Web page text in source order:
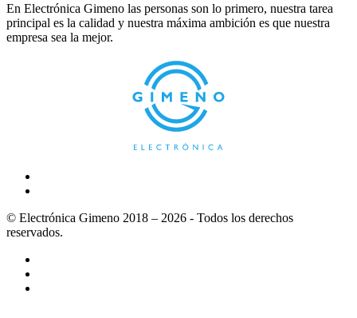
En Electrónica Gimeno las personas son lo primero, nuestra tarea
principal es la calidad y nuestra máxima ambición es que nuestra
empresa sea la mejor.
© Electrónica Gimeno 2018 – 2026 - Todos los derechos
reservados.